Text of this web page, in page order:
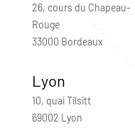
26, cours du Chapeau-
Rouge
33000 Bordeaux
Lyon
10, quai Tilsitt
69002 Lyon